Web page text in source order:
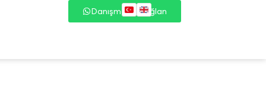
Danışmana Bağlan